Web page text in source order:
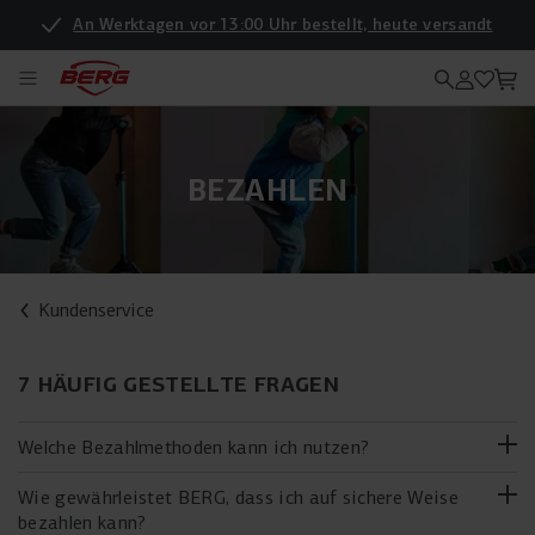
An Werktagen vor 13:00 Uhr bestellt, heute versandt
BEZAHLEN
Kundenservice
7 HÄUFIG GESTELLTE FRAGEN
Welche Bezahlmethoden kann ich nutzen?
Wenn du deine Produkte direkt bei BERG erwirbst, bietet
dir BERG verschiedene Bezahlmethoden an, um deine
Wie gewährleistet BERG, dass ich auf sichere Weise
bezahlen kann?